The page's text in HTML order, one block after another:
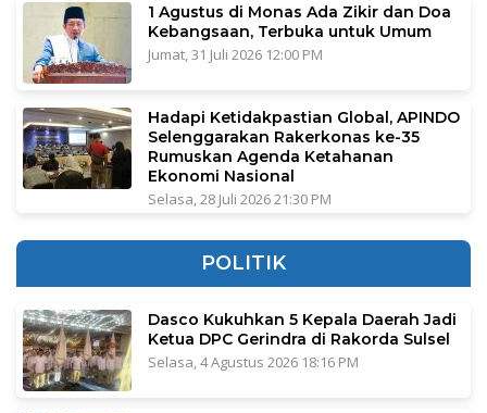
1 Agustus di Monas Ada Zikir dan Doa
Kebangsaan, Terbuka untuk Umum
Jumat, 31 Juli 2026 12:00 PM
Hadapi Ketidakpastian Global, APINDO
Selenggarakan Rakerkonas ke-35
Rumuskan Agenda Ketahanan
Ekonomi Nasional
Selasa, 28 Juli 2026 21:30 PM
POLITIK
Dasco Kukuhkan 5 Kepala Daerah Jadi
Ketua DPC Gerindra di Rakorda Sulsel
Selasa, 4 Agustus 2026 18:16 PM